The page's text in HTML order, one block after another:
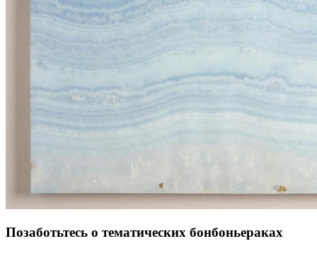
Позаботьтесь о тематических бонбоньераках